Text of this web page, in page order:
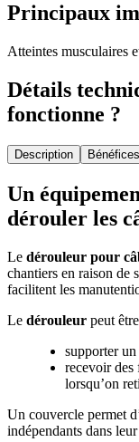
Principaux
Atteintes musculaires
Détails
fonctionne ?
Description Bénéfices
Un
dérouler les
Le dérouleur pour
chantiers en raison de
facilitent les
Le dérouleur peut
supporter un
recevoir des
lorsqu’on
Un couvercle permet
indépendants dans